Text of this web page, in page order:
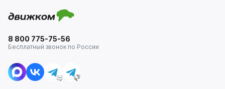
8 800 775-75-56
Бесплатный звонок по России